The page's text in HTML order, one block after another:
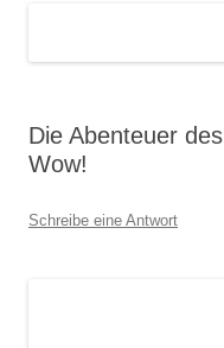
Die Abenteuer
Wow!
Schreibe eine Antwort